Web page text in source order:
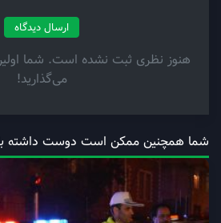
ارسال دیدگاه
هنوز نظری ثبت نشده است. شما
می‌گذارید!
شما همچنین ممکن است دوست داشته